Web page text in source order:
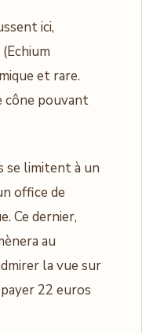
ici,
et rare.
cône pouvant
se limitent à un
office de
Ce dernier,
au
la vue sur
22 euros